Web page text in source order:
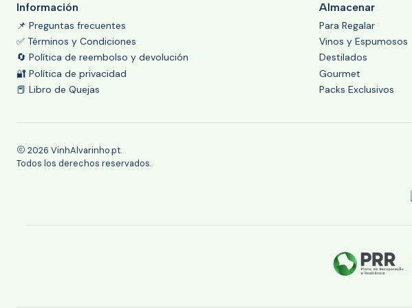
Información
📌 Preguntas frecuentes
✅ Términos y Condiciones
🔄 Política de reembolso y devolución
🔐 Política de privacidad
📕 Libro de Quejas
Almacenar
Para Regalar
Vinos y Espumosos
Destilados
Gourmet
Packs Exclusivos
2026 VinhAlvarinho.pt.
Todos los derechos reservados.